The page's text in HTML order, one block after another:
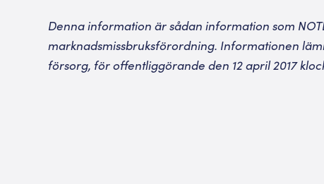
Denna information är sådan information som
marknadsmissbruksförordning. Informationen
försorg, för offentliggörande den 12 april 2017